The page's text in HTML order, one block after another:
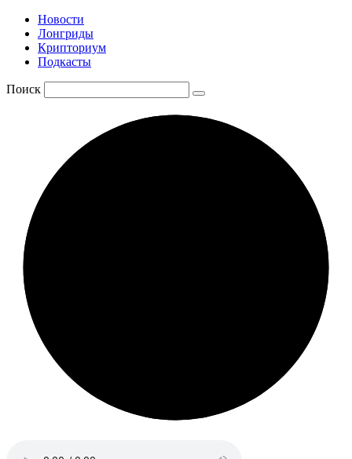
Новости
Лонгриды
Крипториум
Подкасты
Поиск